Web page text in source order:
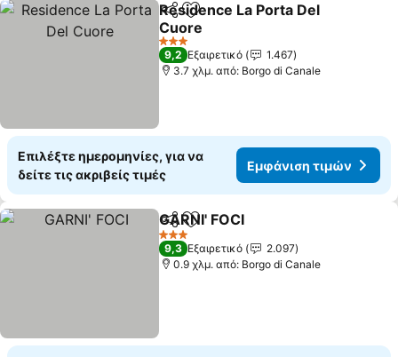
Κοινοποίηση
Προσθήκη στα αγαπημένα
Residence La Porta Del
Cuore
Εμφάνιση τιμών
3 Αστέρια
9,2 Εξαιρετικό
1.467
3.7 χλμ. από: Borgo di Canale
Επιλέξτε ημερομηνίες, για να
δείτε τις ακριβείς τιμές
Εμφάνιση τιμών
Κοινοποίηση
Προσθήκη στα αγαπημένα
GARNI' FOCI
3 Αστέρια
9,3 Εξαιρετικό
2.097
0.9 χλμ. από: Borgo di Canale